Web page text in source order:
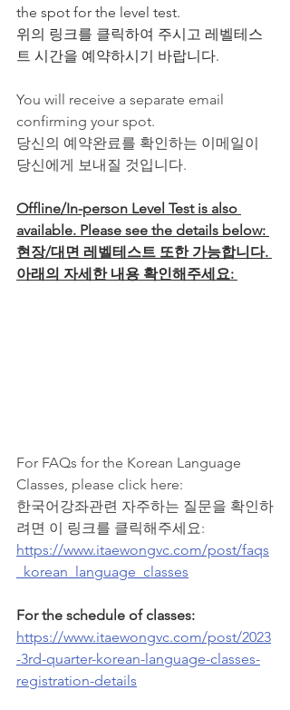
the spot for the level test.
위의 링크를 클릭하여 주시고 레벨테스
트 시간을 예약하시기 바랍니다.
You will receive a separate email
confirming your spot.
당신의 예약완료를 확인하는 이메일이
당신에게 보내질 것입니다.
Offline/In-person Level Test is also
available. Please see the details below:
현장/대면 레벨테스트 또한 가능합니다.
아래의 자세한 내용 확인해주세요:
For FAQs for the Korean Language
Classes, please click here:
한국어강좌관련 자주하는 질문을 확인하
려면 이 링크를 클릭해주세요:
https://www.itaewongvc.com/post/faqs
_korean_language_classes
For the schedule of classes:
https://www.itaewongvc.com/post/2023
-3rd-quarter-korean-language-classes-
registration-details